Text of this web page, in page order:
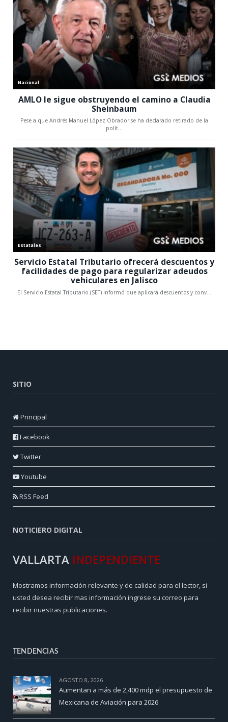
SITIO
Principal
Facebook
Twitter
Youtube
RSS Feed
NOTICIERO DIGITAL
VALLARTA INDEPENDIENTE
Mostramos información relevante y de calidad para el lector, si
usted desea recibir mas información ingrese su correo para
recibir nuestras publicaciones.
TENDENCIAS
AGOSTO 8, 2026
Aumentan a más de 2,400 mdp el presupuesto de
Mexicana de Aviación para 2026